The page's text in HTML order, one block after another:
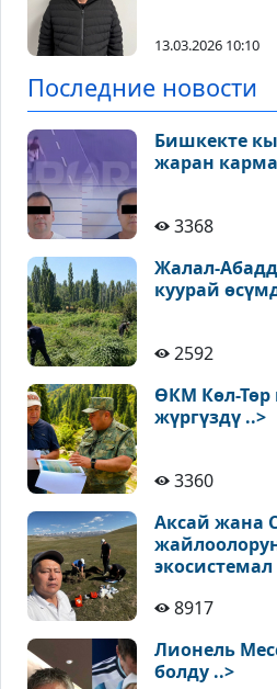
13.03.2026 10:10
Последние новости
Бишкекте
жаран
3368
Жалал-
куурай
2592
ӨКМ Көл-Төр
жүргүздү ..>
3360
Аксай жана
экосистемал
8917
Лионель
болду ..>